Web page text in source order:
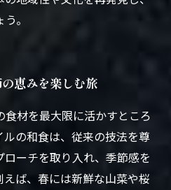
。
恵みを楽しむ旅
材を最大限に活かすところ
の和食は、従来の技法を尊
ーチを取り入れ、季節感を
ば、春には新鮮な山菜や桜